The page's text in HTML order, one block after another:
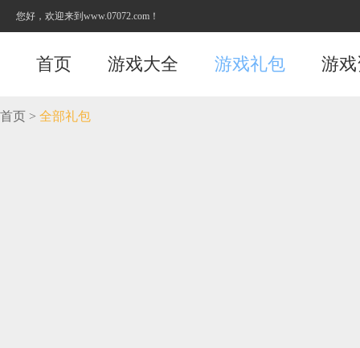
您好，欢迎来到www.07072.com！
首页 游戏大全 游戏礼包 游
首页 > 全部礼包